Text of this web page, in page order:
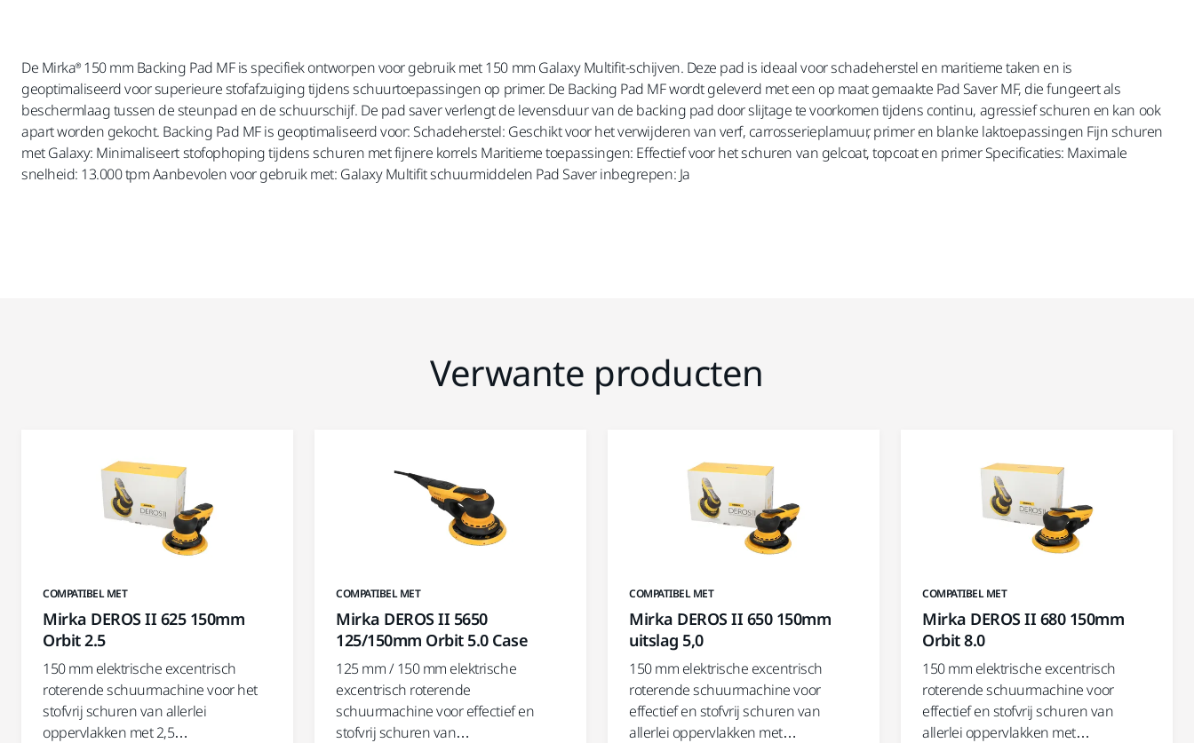
De Mirka® 150 mm Backing Pad MF is specifiek ontworpen voor gebruik met 150 mm Galaxy Multifit-schijven. Deze pad is ideaal voor schadeherstel en maritieme taken en is
geoptimaliseerd voor superieure stofafzuiging tijdens schuurtoepassingen op primer. De Backing Pad MF wordt geleverd met een op maat gemaakte Pad Saver MF, die fungeert als
beschermlaag tussen de steunpad en de schuurschijf. De pad saver verlengt de levensduur van de backing pad door slijtage te voorkomen tijdens continu, agressief schuren en kan ook
apart worden gekocht. Backing Pad MF is geoptimaliseerd voor: Schadeherstel: Geschikt voor het verwijderen van verf, carrosserieplamuur, primer en blanke laktoepassingen Fijn schuren
met Galaxy: Minimaliseert stofophoping tijdens schuren met fijnere korrels Maritieme toepassingen: Effectief voor het schuren van gelcoat, topcoat en primer Specificaties: Maximale
snelheid: 13.000 tpm Aanbevolen voor gebruik met: Galaxy Multifit schuurmiddelen Pad Saver inbegrepen: Ja
Verwante producten
COMPATIBEL MET
Mirka DEROS II 625 150mm
Orbit 2.5
150 mm elektrische excentrisch
roterende schuurmachine voor het
stofvrij schuren van allerlei
oppervlakken met 2,5…
COMPATIBEL MET
Mirka DEROS II 5650
125/150mm Orbit 5.0 Case
125 mm / 150 mm elektrische
excentrisch roterende
schuurmachine voor effectief en
stofvrij schuren van…
COMPATIBEL MET
Mirka DEROS II 650 150mm
uitslag 5,0
150 mm elektrische excentrisch
roterende schuurmachine voor
effectief en stofvrij schuren van
allerlei oppervlakken met…
COMPATIBEL MET
Mirka DEROS II 680 150mm
Orbit 8.0
150 mm elektrische excentrisch
roterende schuurmachine voor
effectief en stofvrij schuren van
allerlei oppervlakken met…